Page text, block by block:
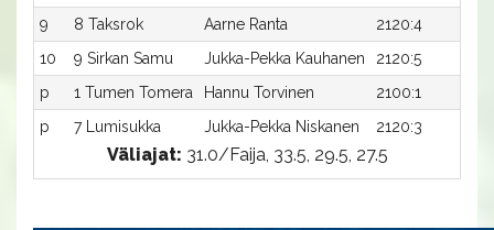
9
8 Taksrok Aarne Ranta 2120:4
10
9 Sirkan Samu Jukka-Pekka Kauhanen 2120:5
p
1 Tumen Tomera Hannu Torvinen 2100:1
p
7 Lumisukka Jukka-Pekka Niskanen 2120:3
Väliajat: 31.0/Faija, 33.5, 29.5, 27.5